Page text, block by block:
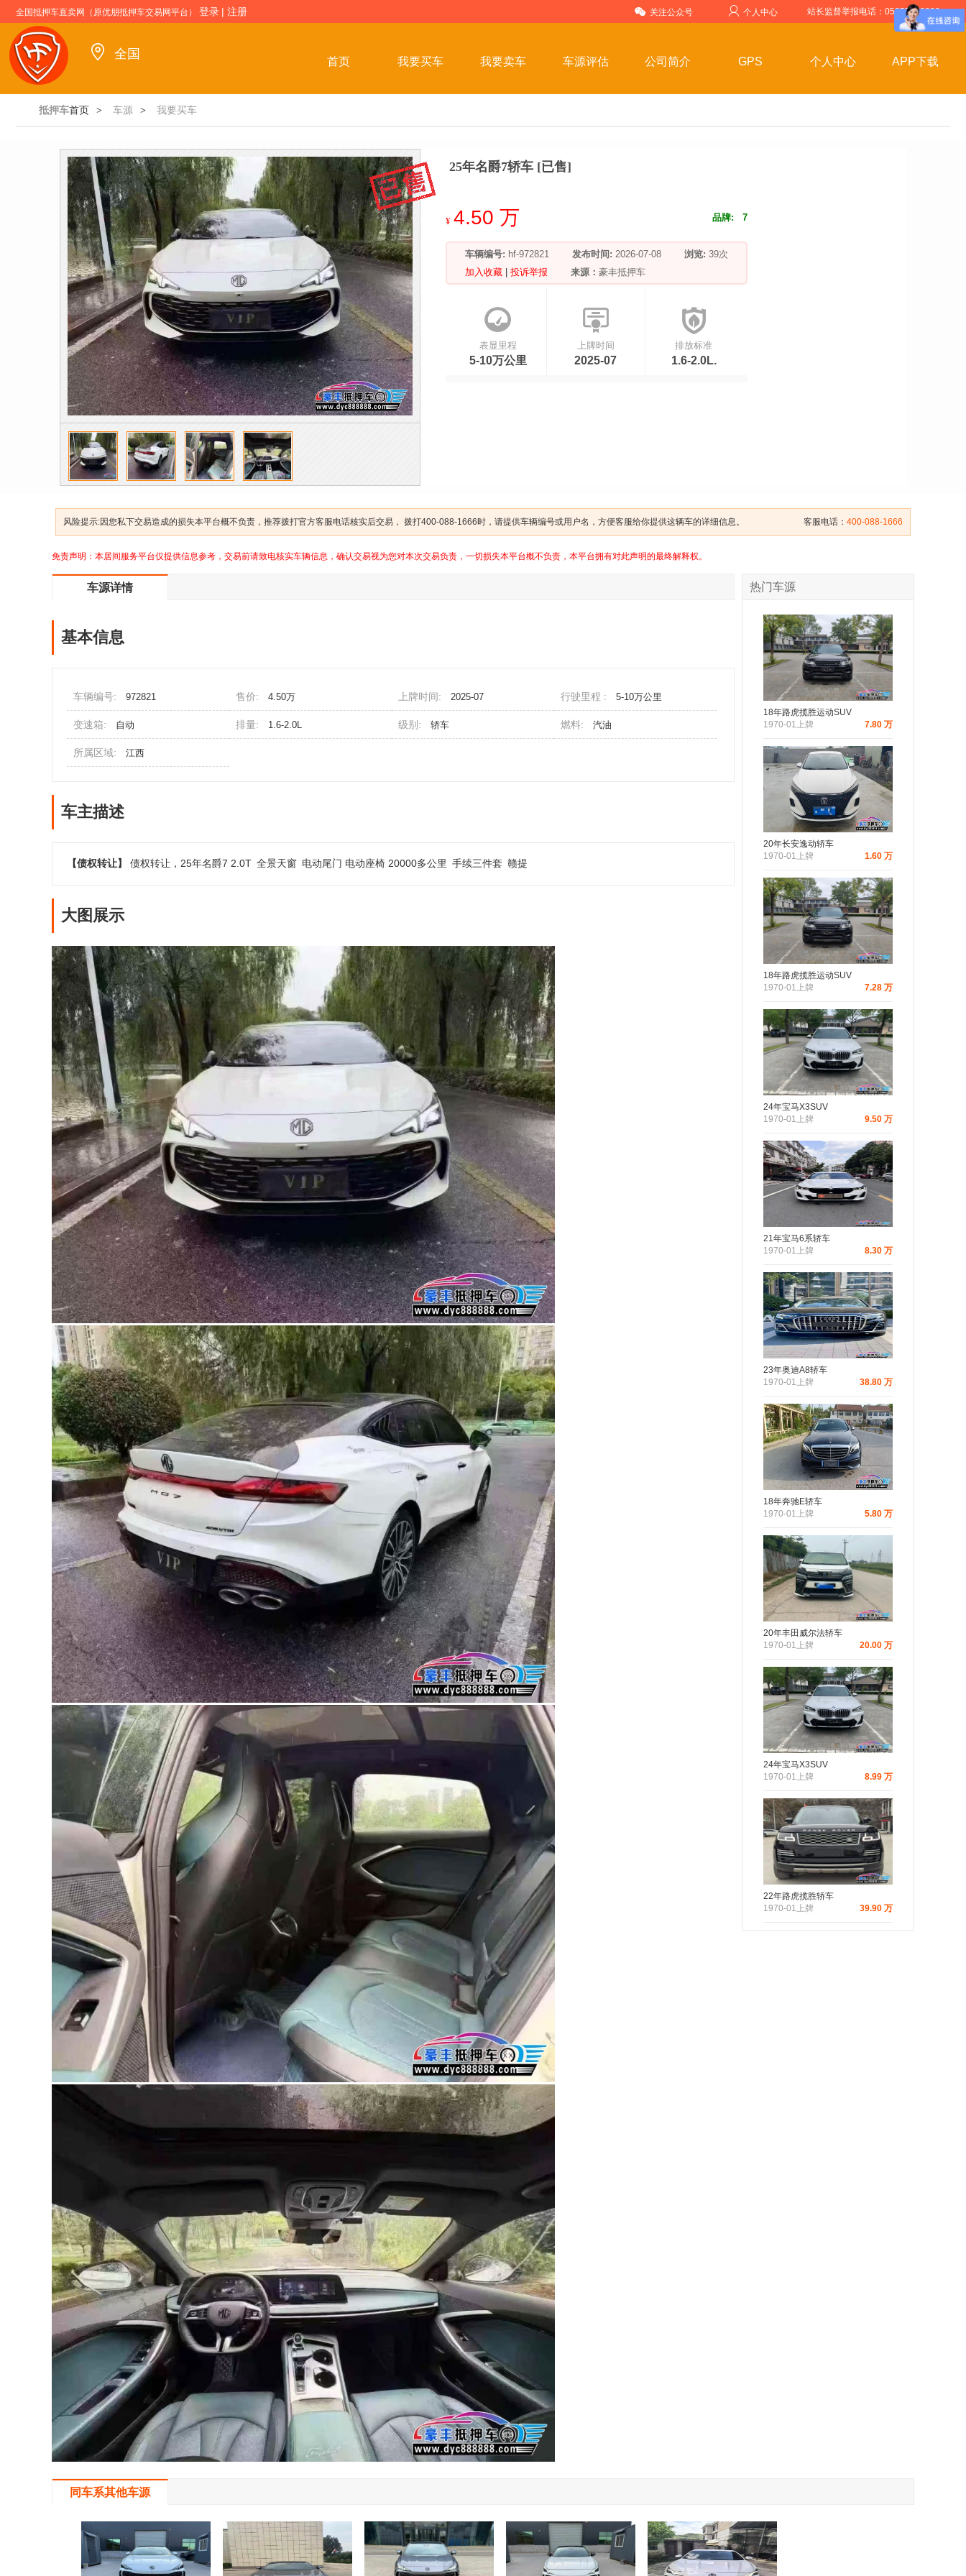
关注公众号 个人中心 站长监督举报电话：05357599999
全国抵押车直卖网（原优朋抵押车交易网平台） 登录 | 注册
全国
首页 我要买车 我要卖车 车源评估 公司简介 GPS 个人中心 APP下载
抵押车首页 > 车源 > 我要买车
25年名爵7轿车 [已售]
¥ 4.50 万 品牌: 7
车辆编号: hf-972821 发布时间: 2026-07-08 浏览: 39次
加入收藏
投诉举报 来源： 豪丰抵押车
表显里程
5-10万公里
上牌时间
2025-07
排放标准
1.6-2.0L.
客服电话： 400-088-1666
风险提示:因您私下交易造成的损失本平台概不负责，推荐拨打官方客服电话核实后交易， 拨打400-088-1666时，请提供车辆编号或用户名，方便客服给你提供这辆车的详细信息。
免责声明：本居间服务平台仅提供信息参考，交易前请致电核实车辆信息，确认交易视为您对本次交易负责，一切损失本平台概不负责，本平台拥有对此声明的最终解释权。
车源详情
基本信息
车辆编号: 972821 售价: 4.50万 上牌时间: 2025-07 行驶里程 : 5-10万公里
变速箱: 自动 排量: 1.6-2.0L 级别: 轿车 燃料: 汽油
所属区域: 江西
车主描述
【债权转让】 债权转让，25年名爵7 2.0T 全景天窗 电动尾门 电动座椅 20000多公里 手续三件套 赣提
大图展示
热门车源
18年路虎揽胜运动SUV
1970-01上牌
7.80 万
20年长安逸动轿车
1970-01上牌
1.60 万
18年路虎揽胜运动SUV
1970-01上牌
7.28 万
24年宝马X3SUV
1970-01上牌
9.50 万
21年宝马6系轿车
1970-01上牌
8.30 万
23年奥迪A8轿车
1970-01上牌
38.80 万
18年奔驰E轿车
1970-01上牌
5.80 万
20年丰田威尔法轿车
1970-01上牌
20.00 万
24年宝马X3SUV
1970-01上牌
8.99 万
22年路虎揽胜轿车
1970-01上牌
39.90 万
同车系其他车源